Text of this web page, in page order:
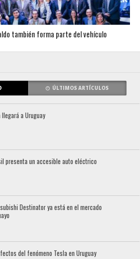
también forma parte del vehículo
ÚLTIMOS ARTÍCULOS
llegará a Uruguay
presenta un accesible auto eléctrico
Destinator ya está en el mercado
del fenómeno Tesla en Uruguay